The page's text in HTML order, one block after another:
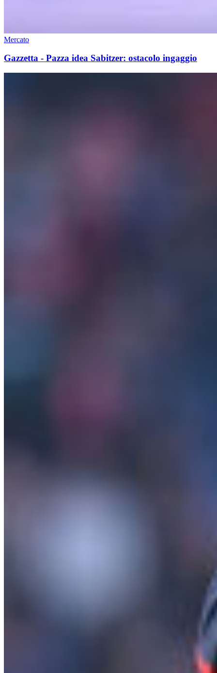
Mercato
Gazzetta - Pazza idea Sabitzer: ostacolo ingaggio